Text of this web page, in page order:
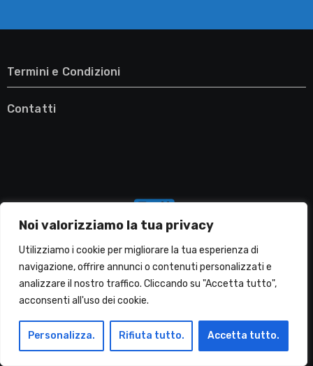
Noi valorizziamo la tua privacy
Utilizziamo i cookie per migliorare la tua esperienza di
navigazione, offrire annunci o contenuti personalizzati e
analizzare il nostro traffico. Cliccando su "Accetta tutto",
acconsenti all'uso dei cookie.
Personalizza. Rifiuta tutto. Accetta tutto.
Termini e Condizioni
Contatti
Migliori Lavatrici